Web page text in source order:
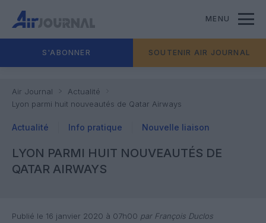
MENU
S'ABONNER SOUTENIR AIR JOURNAL
Air Journal
Actualité
Lyon parmi huit nouveautés de Qatar Airways
Actualité Info pratique Nouvelle liaison
LYON PARMI HUIT NOUVEAUTÉS DE
QATAR AIRWAYS
Publié le 16 janvier 2020 à 07h00 par François Duclos